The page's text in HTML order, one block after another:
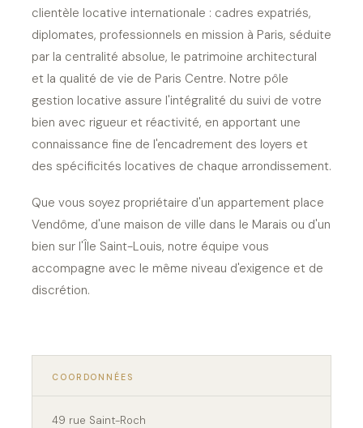
clientèle locative internationale : cadres expatriés,
diplomates, professionnels en mission à Paris, séduite
par la centralité absolue, le patrimoine architectural
et la qualité de vie de Paris Centre. Notre pôle
gestion locative assure l'intégralité du suivi de votre
bien avec rigueur et réactivité, en apportant une
connaissance fine de l'encadrement des loyers et
des spécificités locatives de chaque arrondissement.
Que vous soyez propriétaire d'un appartement place
Vendôme, d'une maison de ville dans le Marais ou d'un
bien sur l'Île Saint-Louis, notre équipe vous
accompagne avec le même niveau d'exigence et de
discrétion.
COORDONNÉES
49 rue Saint-Roch